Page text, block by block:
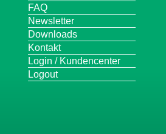
FAQ
Newsletter
Downloads
Kontakt
Login / Kundencenter
Logout